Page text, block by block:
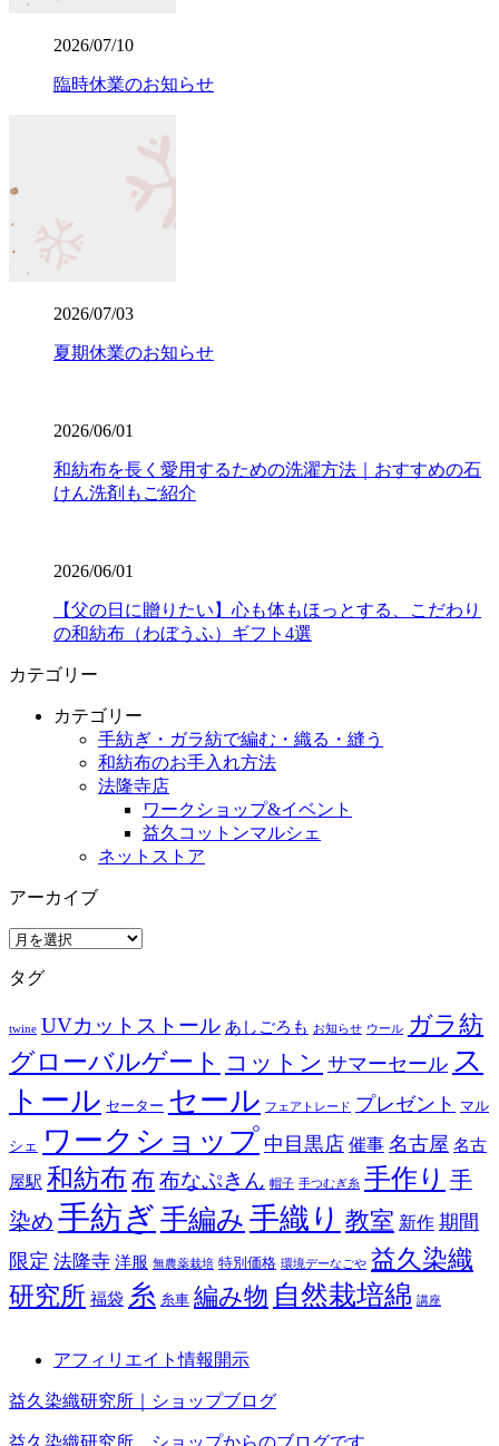
2026/07/10
臨時休業のお知らせ
2026/07/03
夏期休業のお知らせ
2026/06/01
和紡布を長く愛用するための洗濯方法｜おすすめの石
けん洗剤もご紹介
2026/06/01
【父の日に贈りたい】心も体もほっとする、こだわり
の和紡布（わぼうふ）ギフト4選
カテゴリー
カテゴリー
手紡ぎ・ガラ紡で編む・織る・縫う
和紡布のお手入れ方法
法隆寺店
ワークショップ&イベント
益久コットンマルシェ
ネットストア
アーカイブ
ア
カ
ブ
タグ
twine UVカットストール あしごろも お知らせ ウール ガラ紡
グローバルゲート コットン サマーセール ス
トール セーター セール フェアトレード プレゼント マル
シェ ワークショップ 中目黒店 催事 名古屋 名古
屋駅 和紡布 布布なぷきん 帽子 手つむぎ糸 手作り 手
染め 手紡ぎ 手編み 手織り 教室 新作 期間
限定 法隆寺 洋服 無農薬栽培 特別価格 環境デーなごや 益久染織
研究所 福袋 糸 糸車 編み物 自然栽培綿 講座
アフィリエイト情報開示
益久染織研究所｜ショップブログ
益久染織研究所 ショップからのブログです。